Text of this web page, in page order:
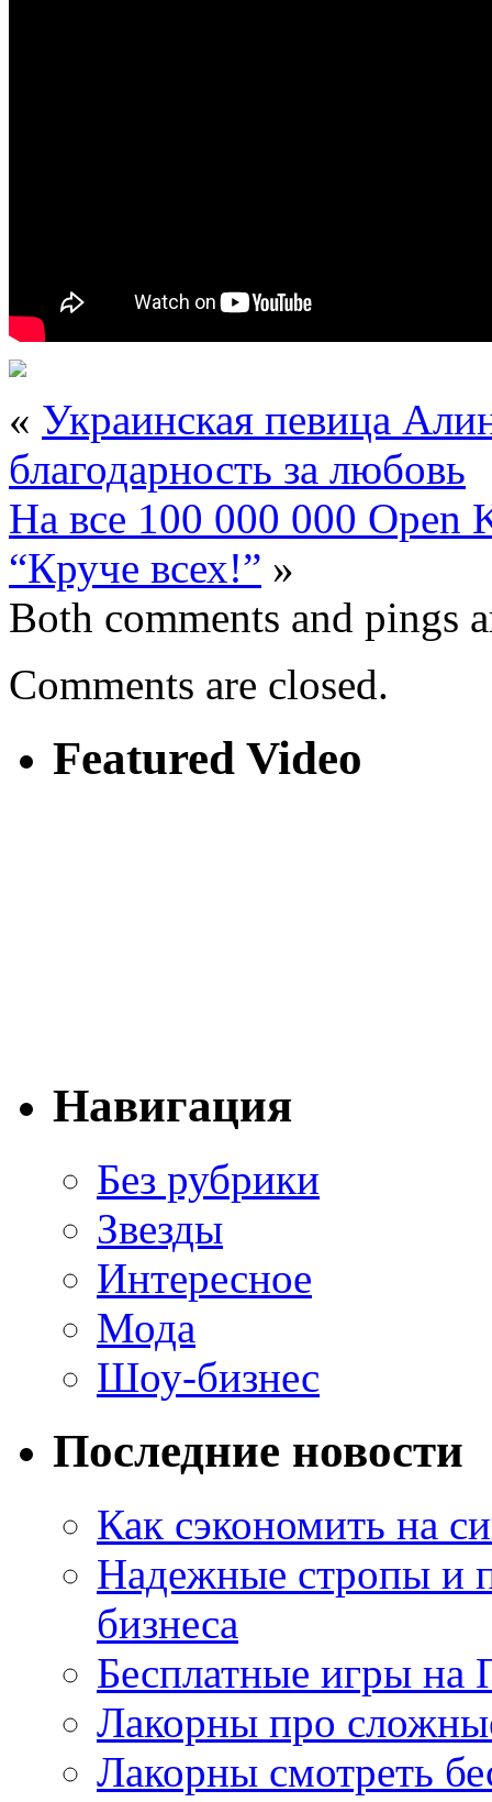
« Украинская певица
благодарность за любовь
На все 100 000 000 Open
“Круче всех!” »
Both comments and pings
Comments are closed.
Featured Video
Навигация
Без рубрики
Звезды
Интересное
Мода
Шоу-бизнес
Последние новости
Как сэкономить на
Надежные стропы и
бизнеса
Бесплатные игры на
Лакорны про
Лакорны смотреть